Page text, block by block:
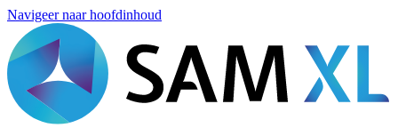
Navigeer naar hoofdinhoud